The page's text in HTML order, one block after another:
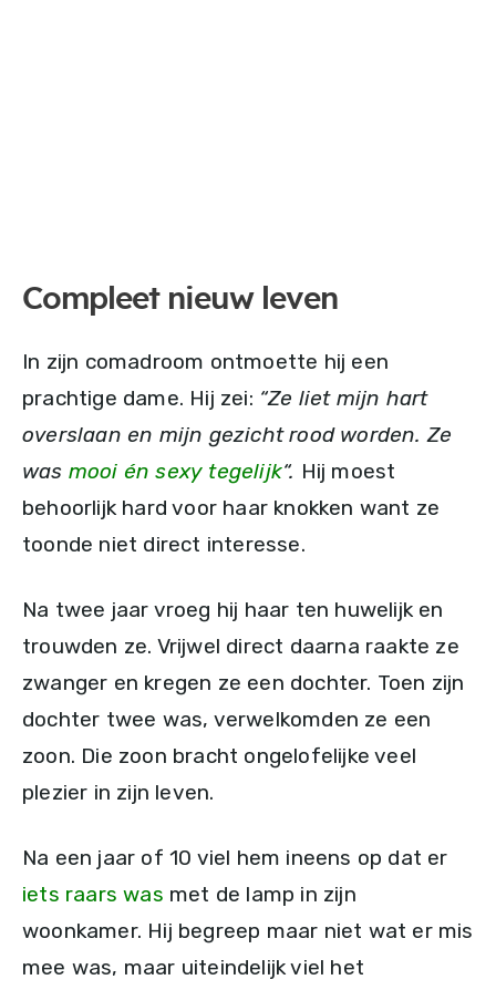
Compleet nieuw leven
In zijn comadroom ontmoette hij een
prachtige dame. Hij zei: “Ze liet mijn hart
overslaan en mijn gezicht rood worden. Ze
was mooi én sexy tegelijk“. Hij moest
behoorlijk hard voor haar knokken want ze
toonde niet direct interesse.
Na twee jaar vroeg hij haar ten huwelijk en
trouwden ze. Vrijwel direct daarna raakte ze
zwanger en kregen ze een dochter. Toen zijn
dochter twee was, verwelkomden ze een
zoon. Die zoon bracht ongelofelijke veel
plezier in zijn leven.
Na een jaar of 10 viel hem ineens op dat er
iets raars was met de lamp in zijn
woonkamer. Hij begreep maar niet wat er mis
mee was, maar uiteindelijk viel het